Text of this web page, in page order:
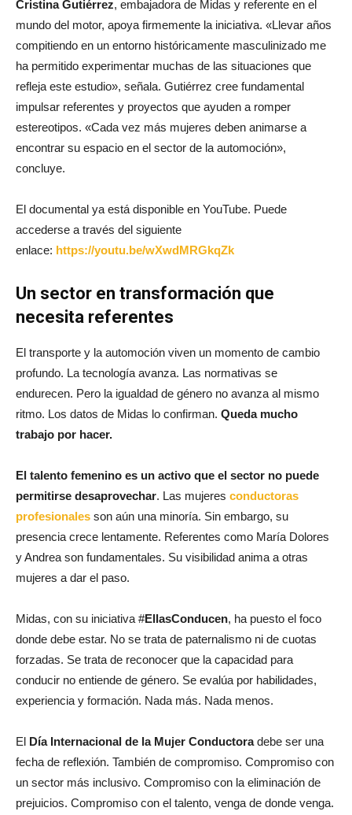
Cristina Gutiérrez, embajadora de Midas y referente en el
mundo del motor, apoya firmemente la iniciativa. «Llevar años
compitiendo en un entorno históricamente masculinizado me
ha permitido experimentar muchas de las situaciones que
refleja este estudio», señala. Gutiérrez cree fundamental
impulsar referentes y proyectos que ayuden a romper
estereotipos. «Cada vez más mujeres deben animarse a
encontrar su espacio en el sector de la automoción»,
concluye.
El documental ya está disponible en YouTube. Puede
accederse a través del siguiente
enlace: https://youtu.be/wXwdMRGkqZk
Un sector en transformación que
necesita referentes
El transporte y la automoción viven un momento de cambio
profundo. La tecnología avanza. Las normativas se
endurecen. Pero la igualdad de género no avanza al mismo
ritmo. Los datos de Midas lo confirman. Queda mucho
trabajo por hacer.
El talento femenino es un activo que el sector no puede
permitirse desaprovechar. Las mujeres conductoras
profesionales son aún una minoría. Sin embargo, su
presencia crece lentamente. Referentes como María Dolores
y Andrea son fundamentales. Su visibilidad anima a otras
mujeres a dar el paso.
Midas, con su iniciativa #EllasConducen, ha puesto el foco
donde debe estar. No se trata de paternalismo ni de cuotas
forzadas. Se trata de reconocer que la capacidad para
conducir no entiende de género. Se evalúa por habilidades,
experiencia y formación. Nada más. Nada menos.
El Día Internacional de la Mujer Conductoradebe ser una
fecha de reflexión. También de compromiso. Compromiso con
un sector más inclusivo. Compromiso con la eliminación de
prejuicios. Compromiso con el talento, venga de donde venga.